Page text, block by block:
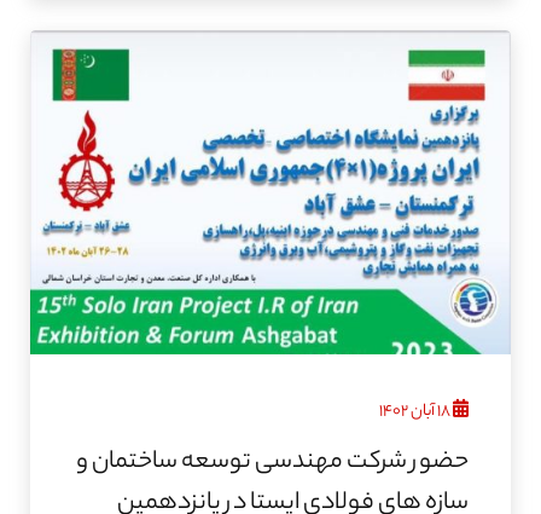
۱۸ آبان ۱۴۰۲
حضور شرکت مهندسی توسعه ساختمان و
سازه های فولادی ایستا در پانزدهمین